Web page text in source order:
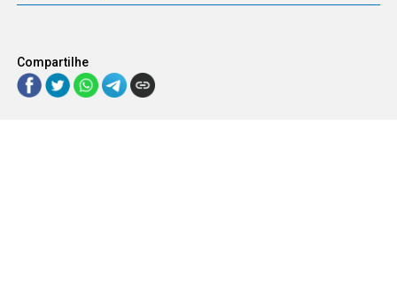
Compartilhe